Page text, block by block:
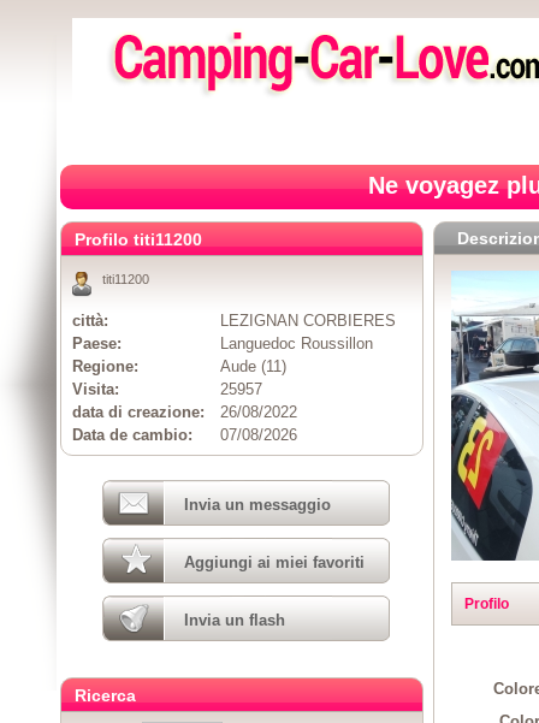
Ne voyagez
Profilo
Profilo titi11200
titi11200
città:
LEZIGNAN CORBIERES
Paese:
Languedoc Roussillon
Regione:
Aude (11)
Visita:
25957
data di creazione:
26/08/2022
Data de cambio:
07/08/2026
Invia un messaggio
Aggiungi ai miei favoriti
Invia un flash
Ricerca